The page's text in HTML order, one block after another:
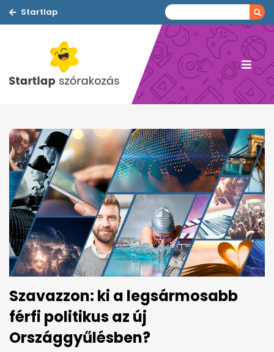
Startlap
Szavazzon: ki a legsármosabb
férfi politikus az új
Országgyűlésben?